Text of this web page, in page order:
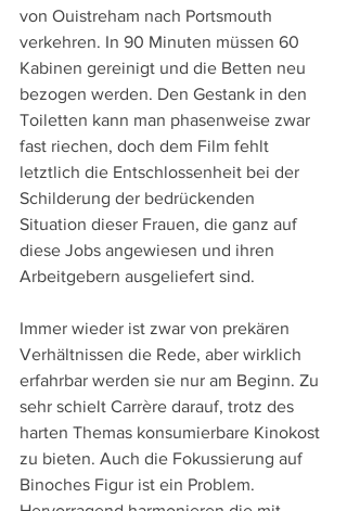
von Ouistreham nach Portsmouth
verkehren. In 90 Minuten müssen 60
Kabinen gereinigt und die Betten neu
bezogen werden. Den Gestank in den
Toiletten kann man phasenweise zwar
fast riechen, doch dem Film fehlt
letztlich die Entschlossenheit bei der
Schilderung der bedrückenden
Situation dieser Frauen, die ganz auf
diese Jobs angewiesen und ihren
Arbeitgebern ausgeliefert sind.
Immer wieder ist zwar von prekären
Verhältnissen die Rede, aber wirklich
erfahrbar werden sie nur am Beginn. Zu
sehr schielt Carrère darauf, trotz des
harten Themas konsumierbare Kinokost
zu bieten. Auch die Fokussierung auf
Binoches Figur ist ein Problem.